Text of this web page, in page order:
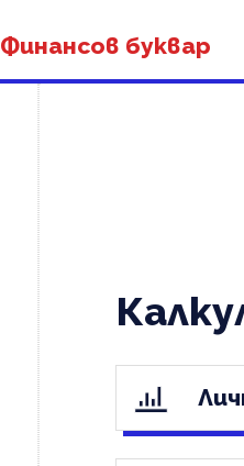
Финансов буквар